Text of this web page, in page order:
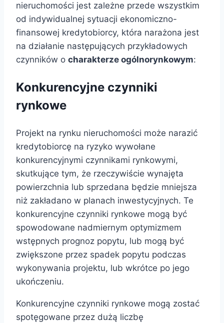
nieruchomości jest zależne przede wszystkim
od indywidualnej sytuacji ekonomiczno-
finansowej kredytobiorcy, która narażona jest
na działanie następujących przykładowych
czynników o charakterze ogólnorynkowym:
Konkurencyjne czynniki
rynkowe
Projekt na rynku nieruchomości może narazić
kredytobiorcę na ryzyko wywołane
konkurencyjnymi czynnikami rynkowymi,
skutkujące tym, że rzeczywiście wynajęta
powierzchnia lub sprzedana będzie mniejsza
niż zakładano w planach inwestycyjnych. Te
konkurencyjne czynniki rynkowe mogą być
spowodowane nadmiernym optymizmem
wstępnych prognoz popytu, lub mogą być
zwiększone przez spadek popytu podczas
wykonywania projektu, lub wkrótce po jego
ukończeniu.
Konkurencyjne czynniki rynkowe mogą zostać
spotęgowane przez dużą liczbę